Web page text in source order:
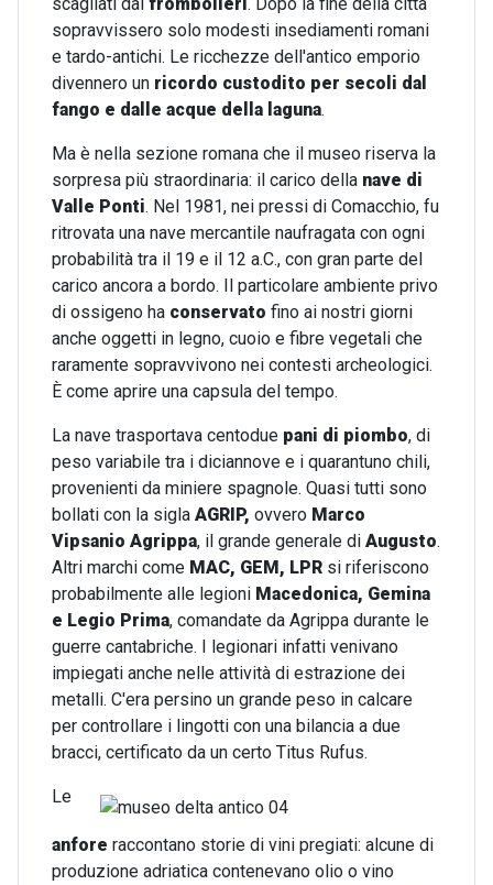
sopravvissero solo modesti insediamenti romani
e tardo-antichi. Le ricchezze dell'antico emporio
divennero un ricordo custodito per secoli dal
fango e dalle acque della laguna.
Ma è nella sezione romana che il museo riserva la
sorpresa più straordinaria: il carico della nave di
Valle Ponti. Nel 1981, nei pressi di Comacchio, fu
ritrovata una nave mercantile naufragata con ogni
probabilità tra il 19 e il 12 a.C., con gran parte del
carico ancora a bordo. Il particolare ambiente privo
di ossigeno ha conservato fino ai nostri giorni
anche oggetti in legno, cuoio e fibre vegetali che
raramente sopravvivono nei contesti archeologici.
È come aprire una capsula del tempo.
La nave trasportava centodue pani di piombo, di
peso variabile tra i diciannove e i quarantuno chili,
provenienti da miniere spagnole. Quasi tutti sono
bollati con la sigla AGRIP, ovvero Marco
Vipsanio Agrippa, il grande generale di Augusto.
Altri marchi come MAC, GEM, LPR si riferiscono
probabilmente alle legioni Macedonica, Gemina
e Legio Prima, comandate da Agrippa durante le
guerre cantabriche. I legionari infatti venivano
impiegati anche nelle attività di estrazione dei
metalli. C'era persino un grande peso in calcare
per controllare i lingotti con una bilancia a due
bracci, certificato da un certo Titus Rufus.
Le
anfore raccontano storie di vini pregiati: alcune di
produzione adriatica contenevano olio o vino